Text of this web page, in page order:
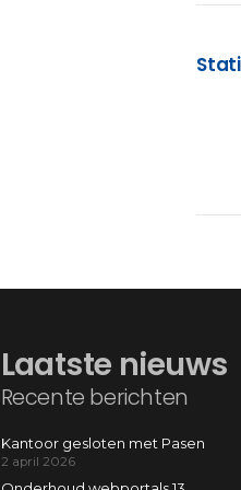
Laatste nieuws
Recente berichten
Kantoor gesloten met Pasen
2 april 2026